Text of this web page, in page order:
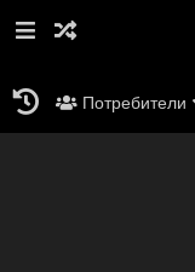
Потребители